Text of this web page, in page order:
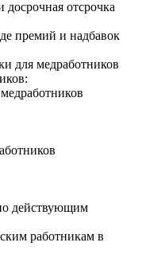
досрочная отсрочка
премий и надбавок
для медработников
действующим
работникам в